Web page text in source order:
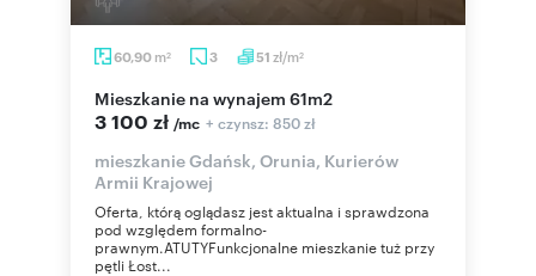
60,90 m2 3 51 zł/m2
mieszkanie na wynajem 61m2
3 100 zł /mc + czynsz: 850 zł
mieszkanie Gdańsk, Orunia, Kurierów
Armii Krajowej
Oferta, którą oglądasz jest aktualna i sprawdzona
pod względem formalno-
prawnym.ATUTYFunkcjonalne mieszkanie tuż przy
pętli Łost...